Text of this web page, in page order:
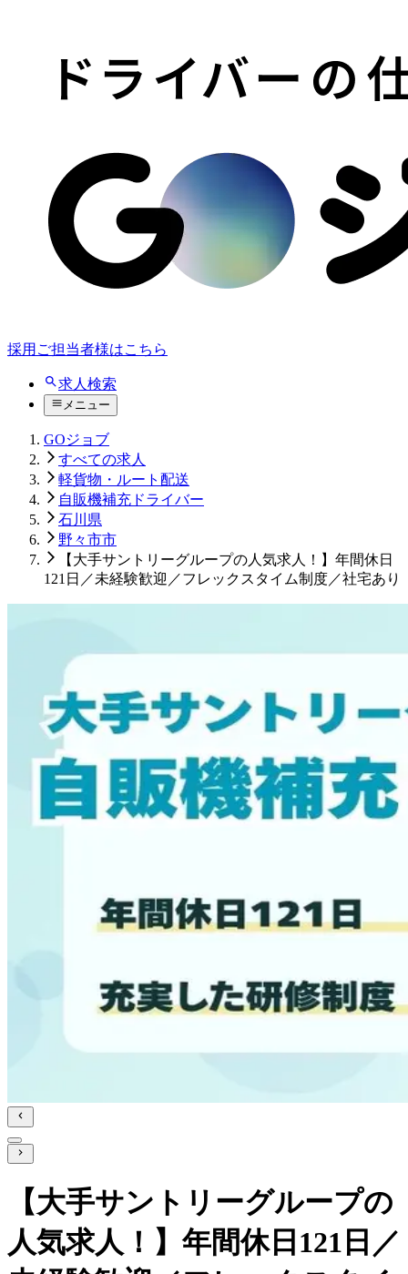
採用ご担当者様はこちら
求人検索
メニュー
GOジョブ
すべての求人
軽貨物・ルート配送
自販機補充ドライバー
石川県
野々市市
【大手サントリーグループの人気求人！】年間休日
121日／未経験歓迎／フレックスタイム制度／社宅あり
【大手サントリーグループの
人気求人！】年間休日121日／